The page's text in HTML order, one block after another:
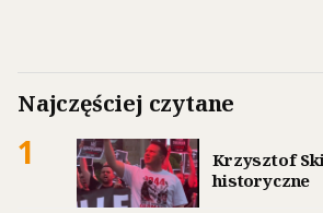
Najczęściej czytane
1
Krzysztof
historyczne